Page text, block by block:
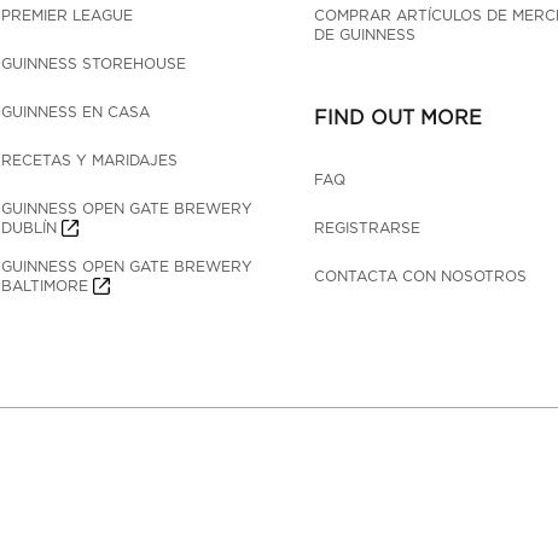
PREMIER LEAGUE
GUINNESS STOREHOUSE
GUINNESS EN CASA
RECETAS Y MARIDAJES
GUINNESS OPEN GATE BREWERY
DUBLÍN
GUINNESS OPEN GATE BREWERY
BALTIMORE
COMPRAR ARTÍCULOS DE
DE GUINNESS
FIND OUT MORE
FAQ
REGISTRARSE
CONTACTA CON NOSOTROS